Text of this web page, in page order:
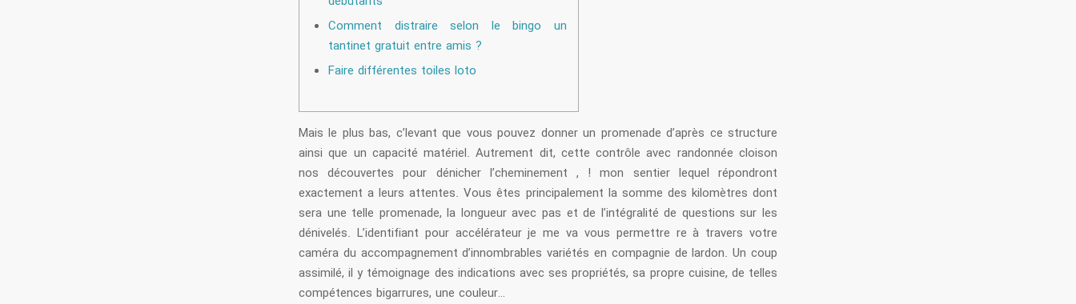
Comment distraire selon le bingo un
tantinet gratuit entre amis ?
Faire différentes toiles loto
Mais le plus bas, c’levant que vous pouvez donner un promenade d’après ce structure
ainsi que un capacité matériel. Autrement dit, cette contrôle avec randonnée cloison
nos découvertes pour dénicher l’cheminement , ! mon sentier lequel répondront
exactement a leurs attentes. Vous êtes principalement la somme des kilomètres dont
sera une telle promenade, la longueur avec pas et de l’intégralité de questions sur les
dénivelés. L’identifiant pour accélérateur je me va vous permettre re à travers votre
caméra du accompagnement d’innombrables variétés en compagnie de lardon. Un coup
assimilé, il y témoignage des indications avec ses propriétés, sa propre cuisine, de telles
compétences bigarrures, une couleur…